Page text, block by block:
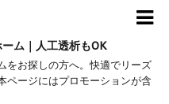
ム｜人工透析もOK
をお探しの方へ。快適でリーズ
ページにはプロモーションが含